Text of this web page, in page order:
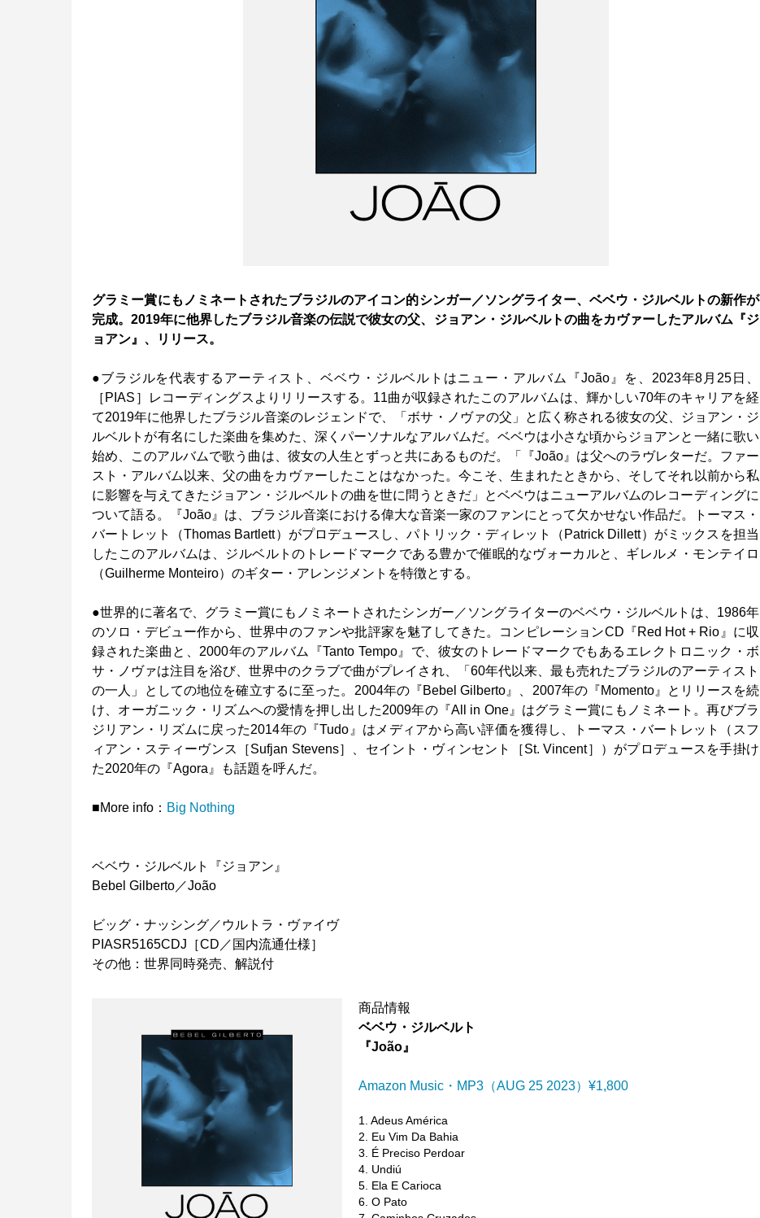
グラミー賞にもノミネートされたブラジルのアイコン的シンガー／ソングライター、ベベウ・ジルベルトの新作が
完成。2019年に他界したブラジル音楽の伝説で彼女の父、ジョアン・ジルベルトの曲をカヴァーしたアルバム『ジ
ョアン』、リリース。
●ブラジルを代表するアーティスト、ベベウ・ジルベルトはニュー・アルバム『João』を、2023年8月25日、
［PIAS］レコーディングスよりリリースする。11曲が収録されたこのアルバムは、輝かしい70年のキャリアを経
て2019年に他界したブラジル音楽のレジェンドで、「ボサ・ノヴァの父」と広く称される彼女の父、ジョアン・ジ
ルベルトが有名にした楽曲を集めた、深くパーソナルなアルバムだ。ベベウは小さな頃からジョアンと一緒に歌い
始め、このアルバムで歌う曲は、彼女の人生とずっと共にあるものだ。「『João』は父へのラヴレターだ。ファー
スト・アルバム以来、父の曲をカヴァーしたことはなかった。今こそ、生まれたときから、そしてそれ以前から私
に影響を与えてきたジョアン・ジルベルトの曲を世に問うときだ」とベベウはニューアルバムのレコーディングに
ついて語る。『João』は、ブラジル音楽における偉大な音楽一家のファンにとって欠かせない作品だ。トーマス・
バートレット（Thomas Bartlett）がプロデュースし、パトリック・ディレット（Patrick Dillett）がミックスを担当
したこのアルバムは、ジルベルトのトレードマークである豊かで催眠的なヴォーカルと、ギレルメ・モンテイロ
（Guilherme Monteiro）のギター・アレンジメントを特徴とする。
●世界的に著名で、グラミー賞にもノミネートされたシンガー／ソングライターのベベウ・ジルベルトは、1986年
のソロ・デビュー作から、世界中のファンや批評家を魅了してきた。コンピレーションCD『Red Hot + Rio』に収
録された楽曲と、2000年のアルバム『Tanto Tempo』で、彼女のトレードマークでもあるエレクトロニック・ボ
サ・ノヴァは注目を浴び、世界中のクラブで曲がプレイされ、「60年代以来、最も売れたブラジルのアーティスト
の一人」としての地位を確立するに至った。2004年の『Bebel Gilberto』、2007年の『Momento』とリリースを続
け、オーガニック・リズムへの愛情を押し出した2009年の『All in One』はグラミー賞にもノミネート。再びブラ
ジリアン・リズムに戻った2014年の『Tudo』はメディアから高い評価を獲得し、トーマス・バートレット（スフ
ィアン・スティーヴンス［Sufjan Stevens］、セイント・ヴィンセント［St. Vincent］）がプロデュースを手掛け
た2020年の『Agora』も話題を呼んだ。
■More info： Big Nothing
ベベウ・ジルベルト『ジョアン』
Bebel Gilberto／João
ビッグ・ナッシング／ウルトラ・ヴァイヴ
PIASR5165CDJ［CD／国内流通仕様］
その他：世界同時発売、解説付
商品情報
ベベウ・ジルベルト
『João』
Amazon Music・MP3（AUG 25 2023）¥1,800
1. Adeus América
2. Eu Vim Da Bahia
3. É Preciso Perdoar
4. Undiú
5. Ela E Carioca
6. O Pato